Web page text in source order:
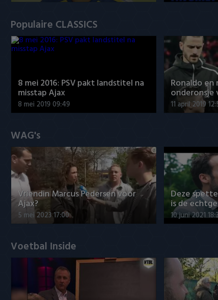
Populaire CLASSICS
8 mei 2016: PSV pakt landstitel na
misstap Ajax
8 mei 2019 09:49
Ronaldo
onderonsje
11 april 2019
WAG's
Vriendin Marcus Pedersen voor
Ajax?
5 mei 2023 17:00
Deze
is de
10 juni 2021
Voetbal Inside